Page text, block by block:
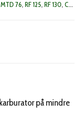
MTD 76, RF 125, RF 130, CC
på mindre